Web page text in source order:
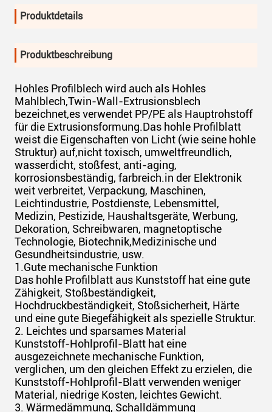
Produktdetails
Produktbeschreibung
Hohles Profilblech wird auch als Hohles
Mahlblech,Twin-Wall-Extrusionsblech
bezeichnet,es verwendet PP/PE als Hauptrohstoff
für die Extrusionsformung.Das hohle Profilblatt
weist die Eigenschaften von Licht (wie seine hohle
Struktur) auf,nicht toxisch, umweltfreundlich,
wasserdicht, stoßfest, anti-aging,
korrosionsbeständig, farbreich.in der Elektronik
weit verbreitet, Verpackung, Maschinen,
Leichtindustrie, Postdienste, Lebensmittel,
Medizin, Pestizide, Haushaltsgeräte, Werbung,
Dekoration, Schreibwaren, magnetoptische
Technologie, Biotechnik,Medizinische und
Gesundheitsindustrie, usw.
1.Gute mechanische Funktion
Das hohle Profilblatt aus Kunststoff hat eine gute
Zähigkeit, Stoßbeständigkeit,
Hochdruckbeständigkeit, Stoßsicherheit, Härte
und eine gute Biegefähigkeit als spezielle Struktur.
2. Leichtes und sparsames Material
Kunststoff-Hohlprofil-Blatt hat eine
ausgezeichnete mechanische Funktion,
verglichen, um den gleichen Effekt zu erzielen, die
Kunststoff-Hohlprofil-Blatt verwenden weniger
Material, niedrige Kosten, leichtes Gewicht.
3. Wärmedämmung, Schalldämmung